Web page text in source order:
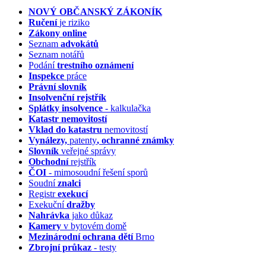
NOVÝ OBČANSKÝ ZÁKONÍK
Ručeníje riziko
Zákony online
Seznam advokátů
Seznam notářů
Podánítrestního oznámení
Inspekce práce
Právní slovník
Insolvenčnírejstřík
Splátky insolvence - kalkulačka
Katastr nemovitostí
Vklad do katastru nemovitostí
Vynálezy, patenty, ochranné známky
Slovník veřejné správy
Obchodnírejstřík
ČOI - mimosoudní řešení sporů
Soudníznalci
Registrexekucí
Exekučnídražby
Nahrávka jako důkaz
Kamery v bytovém domě
Mezinárodní ochrana dětíBrno
Zbrojní průkaz - testy